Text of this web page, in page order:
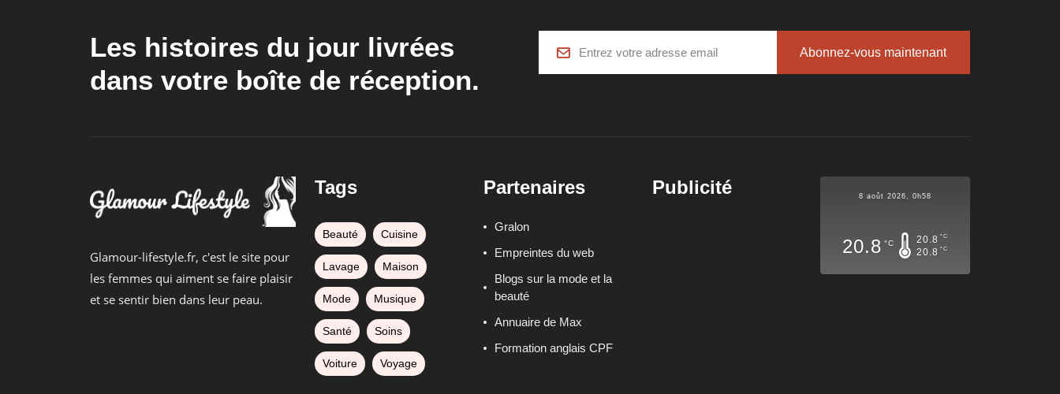
Les histoires du jour livrées
dans votre boîte de réception.
Abonnez-vous maintenant
Glamour-lifestyle.fr, c'est le site pour
les femmes qui aiment se faire plaisir
et se sentir bien dans leur peau.
Tags
Beauté Cuisine
Lavage Maison
Mode Musique
Santé Soins
Voiture Voyage
Partenaires
Gralon
Empreintes du web
Blogs sur la mode et la
beauté
Annuaire de Max
Formation anglais CPF
Publicité 8 août 2026, 0h58
20.8 °C 20.8 °C
20.8 °C